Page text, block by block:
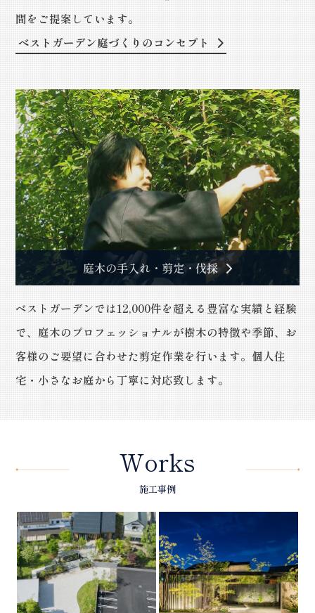
間をご提案しています。
ベストガーデン庭づくりのコンセプト
庭木の手入れ・剪定・伐採
ベストガーデンでは12,000件を超える豊富な実績と経験
で、庭木のプロフェッショナルが樹木の特徴や季節、お
客様のご要望に合わせた剪定作業を行います。個人住
宅・小さなお庭から丁寧に対応致します。
Works
施工事例